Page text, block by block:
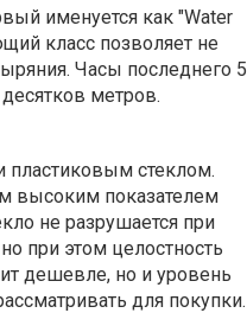
именуется как "Water
класс позволяет не
Часы последнего 5
метров.
стеклом.
высоким показателем
не разрушается при
при этом целостность
дешевле, но и уровень
для покупки.